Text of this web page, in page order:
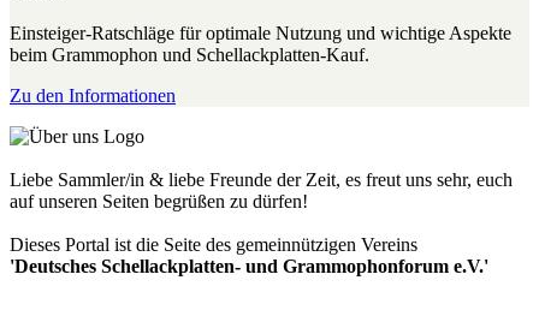
Einsteiger-Ratschläge für optimale Nutzung und wichtige Aspekte
beim Grammophon und Schellackplatten-Kauf.
Zu den Informationen
Liebe Sammler/in & liebe Freunde der Zeit, es freut uns sehr, euch
auf unseren Seiten begrüßen zu dürfen!
Dieses Portal ist die Seite des gemeinnützigen Vereins
'Deutsches Schellackplatten- und Grammophonforum e.V.'